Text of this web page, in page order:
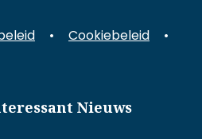
• Cookiebeleid
•
Nieuws